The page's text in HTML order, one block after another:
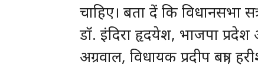
चाहिए। बता दें कि विधानसभा
डॉ. इंदिरा हृदयेश, भाजपा
अग्रवाल, विधायक प्रदीप बत्रा,